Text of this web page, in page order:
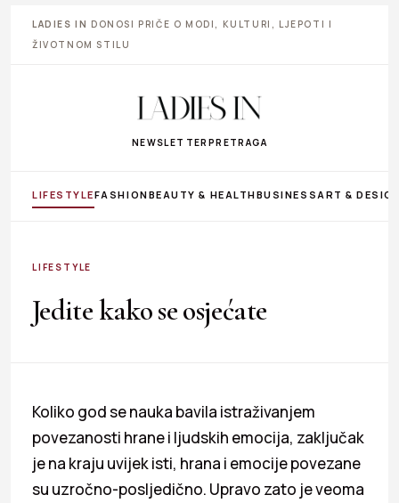
LADIES IN DONOSI PRIČE O MODI, KULTURI, LJEPOTI I
ŽIVOTNOM STILU
NEWSLETTER PRETRAGA
LIFESTYLEFASHIONBEAUTY & HEALTHBUSINESS ART &
LIFESTYLE
Jedite kako se osjećate
Koliko god se nauka bavila istraživanjem
povezanosti hrane i ljudskih emocija, zaključak
je na kraju uvijek isti, hrana i emocije povezane
su uzročno-posljedično. Upravo zato je veoma